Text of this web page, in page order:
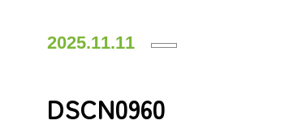
2025.11.11
DSCN0960